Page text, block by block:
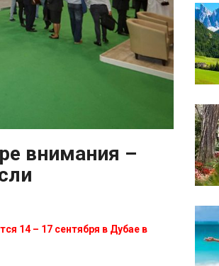
внимания –
14 – 17 сентября в Дубае в